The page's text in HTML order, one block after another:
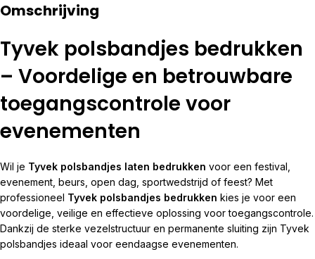
Omschrijving
Tyvek polsbandjes bedrukken
– Voordelige en betrouwbare
toegangscontrole voor
evenementen
Wil je Tyvek polsbandjes laten bedrukken voor een festival,
evenement, beurs, open dag, sportwedstrijd of feest? Met
professioneel Tyvek polsbandjes bedrukken kies je voor een
voordelige, veilige en effectieve oplossing voor toegangscontrole.
Dankzij de sterke vezelstructuur en permanente sluiting zijn Tyvek
polsbandjes ideaal voor eendaagse evenementen.